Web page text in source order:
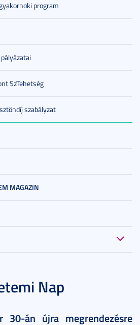
program
SzTehetség
szabályzat
MAGAZIN
Nap
30-án újra megrendezésre